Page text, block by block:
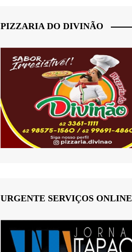
PIZZARIA DO DIVINÃO
URGENTE SERVIÇOS ONLINE